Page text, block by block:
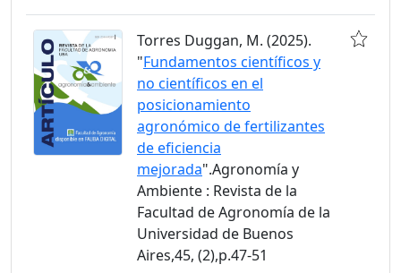
Torres Duggan, M. (2025).
"Fundamentos científicos y
no científicos en el
posicionamiento
agronómico de fertilizantes
de eficiencia
mejorada".Agronomía y
Ambiente : Revista de la
Facultad de Agronomía de la
Universidad de Buenos
Aires,45, (2),p.47-51